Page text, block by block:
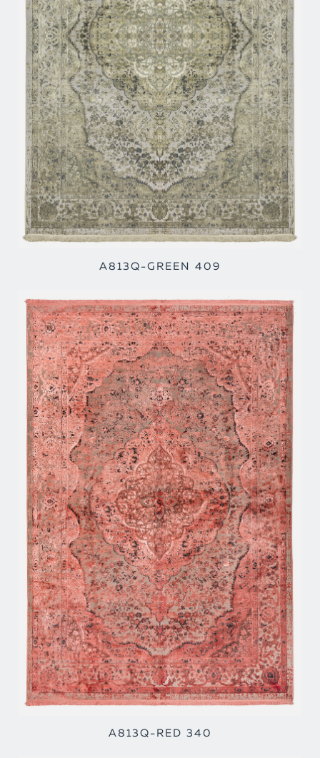
A813Q-GREEN 409
A813Q-RED 340